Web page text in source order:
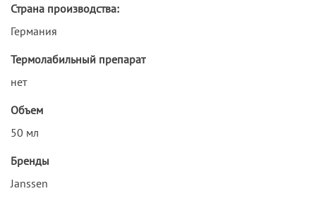
Страна производства:
Германия
Термолабильный препарат
нет
Объем
50 мл
Бренды
Janssen